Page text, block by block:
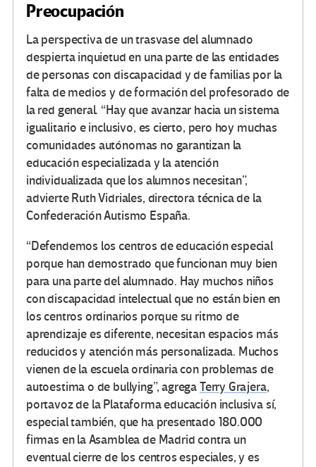
Preocupación
La perspectiva de un trasvase del alumnado
despierta inquietud en una parte de las entidades
de personas con discapacidad y de familias por la
falta de medios y de formación del profesorado de
la red general. “Hay que avanzar hacia un sistema
igualitario e inclusivo, es cierto, pero hoy muchas
comunidades autónomas no garantizan la
educación especializada y la atención
individualizada que los alumnos necesitan”,
advierte Ruth Vidriales, directora técnica de la
Confederación Autismo España.
“Defendemos los centros de educación especial
porque han demostrado que funcionan muy bien
para una parte del alumnado. Hay muchos niños
con discapacidad intelectual que no están bien en
los centros ordinarios porque su ritmo de
aprendizaje es diferente, necesitan espacios más
reducidos y atención más personalizada. Muchos
vienen de la escuela ordinaria con problemas de
autoestima o de bullying”, agregaTerry Grajera,
portavoz de la Plataforma educación inclusiva sí,
especial también, que ha presentado 180.000
firmas en la Asamblea de Madrid contra un
eventual cierre de los centros especiales, y es